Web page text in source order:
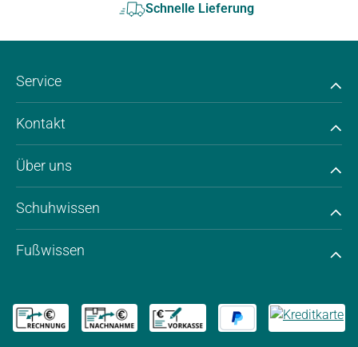
Schnelle Lieferung
Service
Kontakt
Über uns
Schuhwissen
Fußwissen